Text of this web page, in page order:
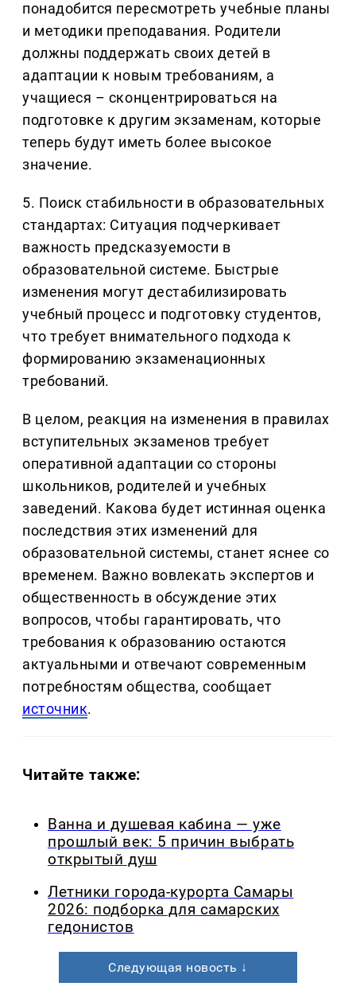
понадобится пересмотреть учебные планы
и методики преподавания. Родители
должны поддержать своих детей в
адаптации к новым требованиям, а
учащиеся – сконцентрироваться на
подготовке к другим экзаменам, которые
теперь будут иметь более высокое
значение.
5. Поиск стабильности в образовательных
стандартах: Ситуация подчеркивает
важность предсказуемости в
образовательной системе. Быстрые
изменения могут дестабилизировать
учебный процесс и подготовку студентов,
что требует внимательного подхода к
формированию экзаменационных
требований.
В целом, реакция на изменения в правилах
вступительных экзаменов требует
оперативной адаптации со стороны
школьников, родителей и учебных
заведений. Какова будет истинная оценка
последствия этих изменений для
образовательной системы, станет яснее со
временем. Важно вовлекать экспертов и
общественность в обсуждение этих
вопросов, чтобы гарантировать, что
требования к образованию остаются
актуальными и отвечают современным
потребностям общества, сообщает
источник.
Читайте также:
Ванна и душевая кабина — уже
прошлый век: 5 причин выбрать
открытый душ
Летники города-курорта Самары
2026: подборка для самарских
гедонистов
Следующая новость ↓